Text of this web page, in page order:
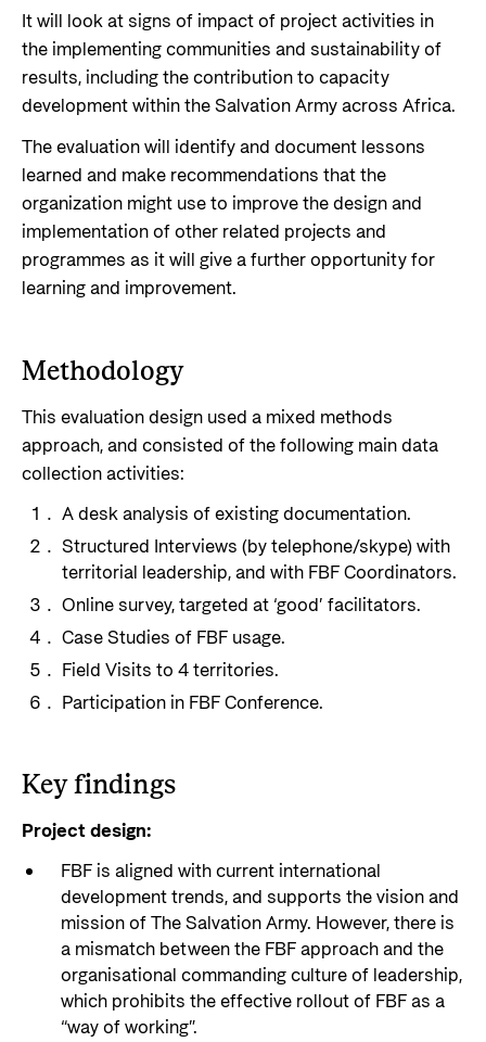
It will look at signs of impact of project activities in
the implementing communities and sustainability of
results, including the contribution to capacity
development within the Salvation Army across Africa.
The evaluation will identify and document lessons
learned and make recommendations that the
organization might use to improve the design and
implementation of other related projects and
programmes as it will give a further opportunity for
learning and improvement.
Methodology
This evaluation design used a mixed methods
approach, and consisted of the following main data
collection activities:
A desk analysis of existing documentation.
Structured Interviews (by telephone/skype) with
territorial leadership, and with FBF Coordinators.
Online survey, targeted at ‘good’ facilitators.
Case Studies of FBF usage.
Field Visits to 4 territories.
Participation in FBF Conference.
Key findings
Project design:
FBF is aligned with current international
development trends, and supports the vision and
mission of The Salvation Army. However, there is
a mismatch between the FBF approach and the
organisational commanding culture of leadership,
which prohibits the effective rollout of FBF as a
“way of working”.